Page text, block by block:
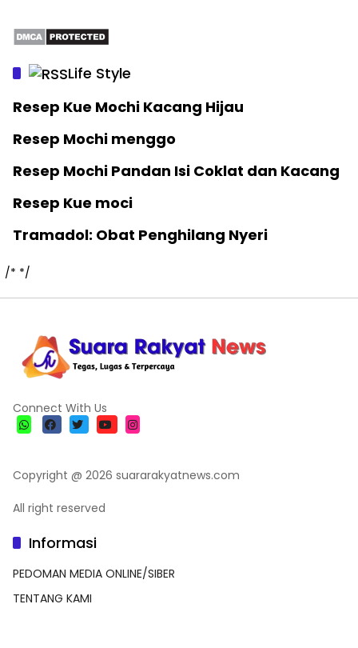
Life Style
Resep Kue Mochi Kacang Hijau
Resep Mochi menggo
Resep Mochi Pandan Isi Coklat dan Kacang
Resep Kue moci
Tramadol: Obat Penghilang Nyeri
/* */
Connect With Us
Copyright @ 2026 suararakyatnews.com
All right reserved
Informasi
PEDOMAN MEDIA ONLINE/SIBER
TENTANG KAMI